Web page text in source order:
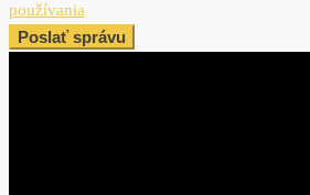
používania
Poslať správu